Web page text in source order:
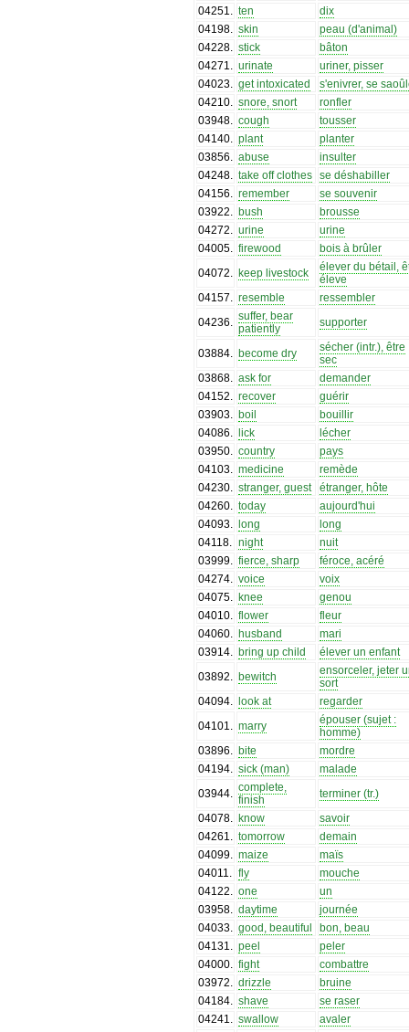
04251
ten
dix
04198
skin
peau (d'animal)
04228
stick
bâton
04271
urinate
uriner, pisser
04023
get intoxicated
s'enivrer, se
04210
snore, snort
ronfler
03948
cough
tousser
04140
plant
planter
03856
abuse
insulter
04248
take off clothes se déshabiller
04156
remember
se souvenir
03922
bush
brousse
04272
urine
urine
04005
firewood
bois à brûler
04072
keep livestock
élever du bétail,
éleve
04157
resemble
ressembler
04236
suffer, bear
patiently
supporter
03884 become dry
sécher (intr.), être
sec
03868
ask for
demander
04152
recover
guérir
03903
boil
bouillir
04086
lick
lécher
03950
country
pays
04103
medicine
remède
04230
stranger, guest
étranger, hôte
04260
today
aujourd'hui
04093
long
long
04118
night
nuit
03999
fierce, sharp
féroce, acéré
04274
voice
voix
04075
knee
genou
04010
flower
fleur
04060
husband
mari
03914
bring up child
élever un enfant
03892
bewitch
ensorceler, jeter
sort
04094
look at
regarder
04101
marry
épouser (sujet :
homme)
03896
bite
mordre
04194
sick (man)
malade
03944
complete,
finish
terminer (tr.)
04078
know
savoir
04261
tomorrow
demain
04099
maize
maïs
04011
fly
mouche
04122
one
un
03958
daytime
journée
04033
good, beautiful
bon, beau
04131
peel
peler
04000
fight
combattre
03972
drizzle
bruine
04184
shave
se raser
04241
swallow
avaler